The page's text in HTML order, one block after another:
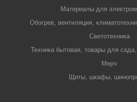
Материалы для
Обогрев, вентиляция,
Светотехника
Техника бытовая, товары для
Мерч
Щиты, шкафы,